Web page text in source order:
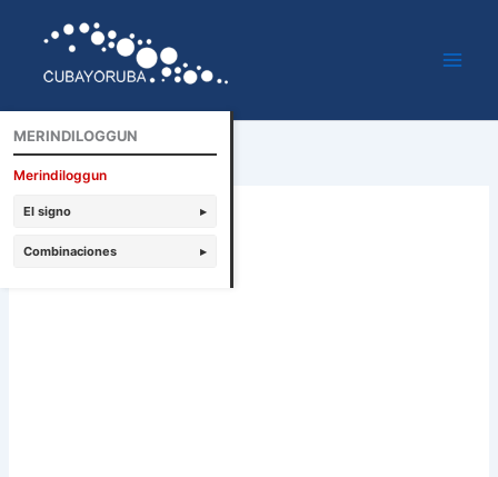
contenido
MERINDILOGGUN
Merindiloggun
El signo ▸
Combinaciones ▸